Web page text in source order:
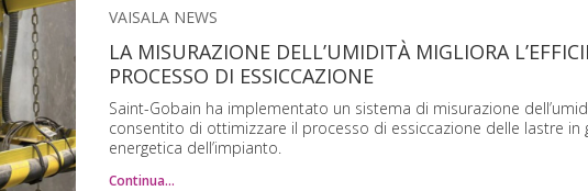
VAISALA NEWS
LA MISURAZIONE DELL’UMIDITÀ MIGLIORA
PROCESSO DI ESSICCAZIONE
Saint-Gobain ha implementato un sistema di misurazione
consentito di ottimizzare il processo di essiccazione delle lastre in
energetica dell’impianto.
Continua…